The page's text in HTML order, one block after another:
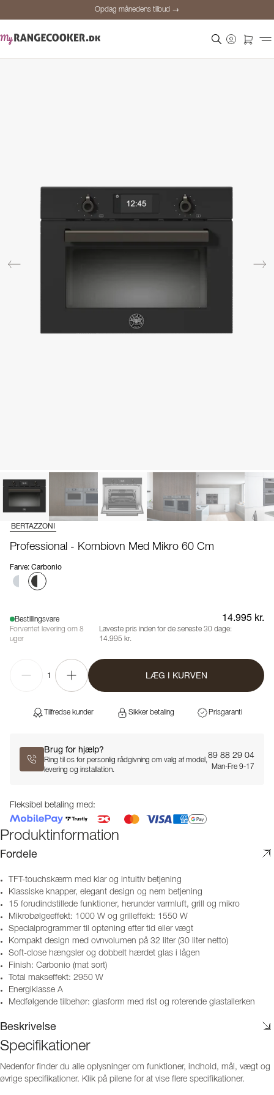
Opdag månedens tilbud →
BERTAZZONI
Professional - Kombiovn Med Mikro 60 Cm
Farve: Carbonio
Bestillingsvare
Forventet levering om 8
uger
14.995 kr.
Laveste pris inden for de seneste 30 dage:
14.995 kr.
1 LÆG I KURVEN
Tilfredse kunder Sikker betaling Prisgaranti
Brug for hjælp?
Ring til os for personlig rådgivning om valg af model,
levering og installation.
89 88 29 04
Man-Fre 9-17
Fleksibel betaling med:
Produktinformation
Fordele
TFT-touchskærm med klar og intuitiv betjening
Klassiske knapper, elegant design og nem betjening
15 forudindstillede funktioner, herunder varmluft, grill og mikro
Mikrobølgeeffekt: 1000 W og grilleffekt: 1550 W
Specialprogrammer til optøning efter tid eller vægt
Kompakt design med ovnvolumen på 32 liter (30 liter netto)
Soft-close hængsler og dobbelt hærdet glas i lågen
Finish: Carbonio (mat sort)
Total makseffekt: 2950 W
Energiklasse A
Medfølgende tilbehør: glasform med rist og roterende glastallerken
Beskrivelse
Specifikationer
Nedenfor finder du alle oplysninger om funktioner, indhold, mål, vægt og
øvrige specifikationer. Klik på pilene for at vise flere specifikationer.